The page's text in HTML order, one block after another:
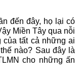
đến đây, họ lại có
Miền Tây qua nỗi
tất cả những ai
nào? Sau đây là
cho những ấn